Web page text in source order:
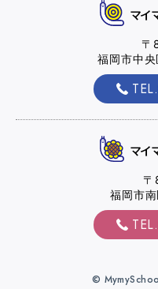
マイマイスクール花畑
福岡大学前営業所（入
福岡大学前営業所ブログ
選ばれる理由
マイ
〒
福岡市中
マイ
福岡市
©